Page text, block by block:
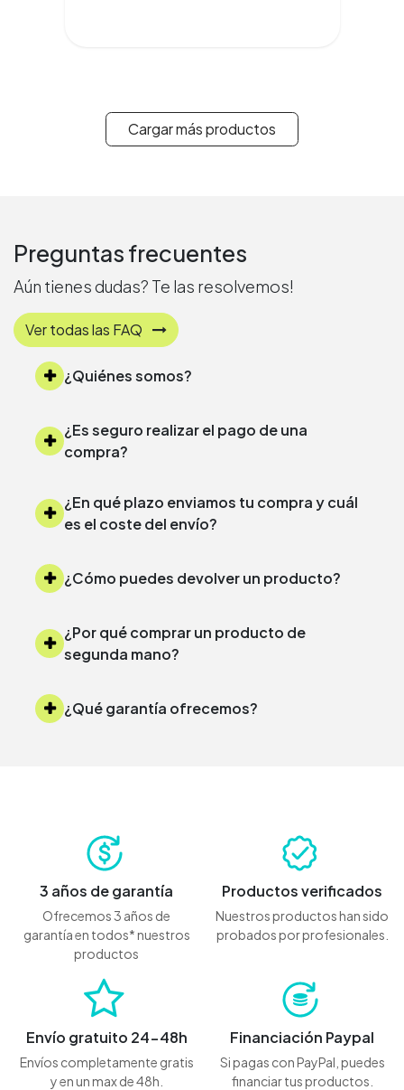
Cargar más productos
Preguntas frecuentes
Aún tienes dudas? Te las resolvemos!
Ver todas las FAQ
¿Quiénes somos?
¿Es seguro realizar el pago de una
compra?
¿En qué plazo enviamos tu compra y cuál
es el coste del envío?
¿Cómo puedes devolver un producto?
¿Por qué comprar un producto de
segunda mano?
¿Qué garantía ofrecemos?
3 años de garantía
Ofrecemos 3 años de
garantía en todos* nuestros
productos
Productos verificados
Nuestros productos han sido
probados por profesionales.
Envío gratuito 24-48h
Envíos completamente gratis
y en un max de 48h.
Financiación Paypal
Si pagas con PayPal, puedes
financiar tus productos.